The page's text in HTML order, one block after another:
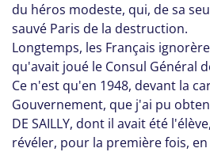
du héros modeste, qui, de sa
sauvé Paris de la destruction.
Longtemps, les Français
qu'avait joué le Consul Général
Ce n'est qu'en 1948, devant la
Gouvernement, que j'ai pu
DE SAILLY, dont il avait été
révéler, pour la première fois,